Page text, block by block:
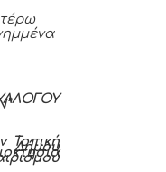
Τοπική
Δήμου